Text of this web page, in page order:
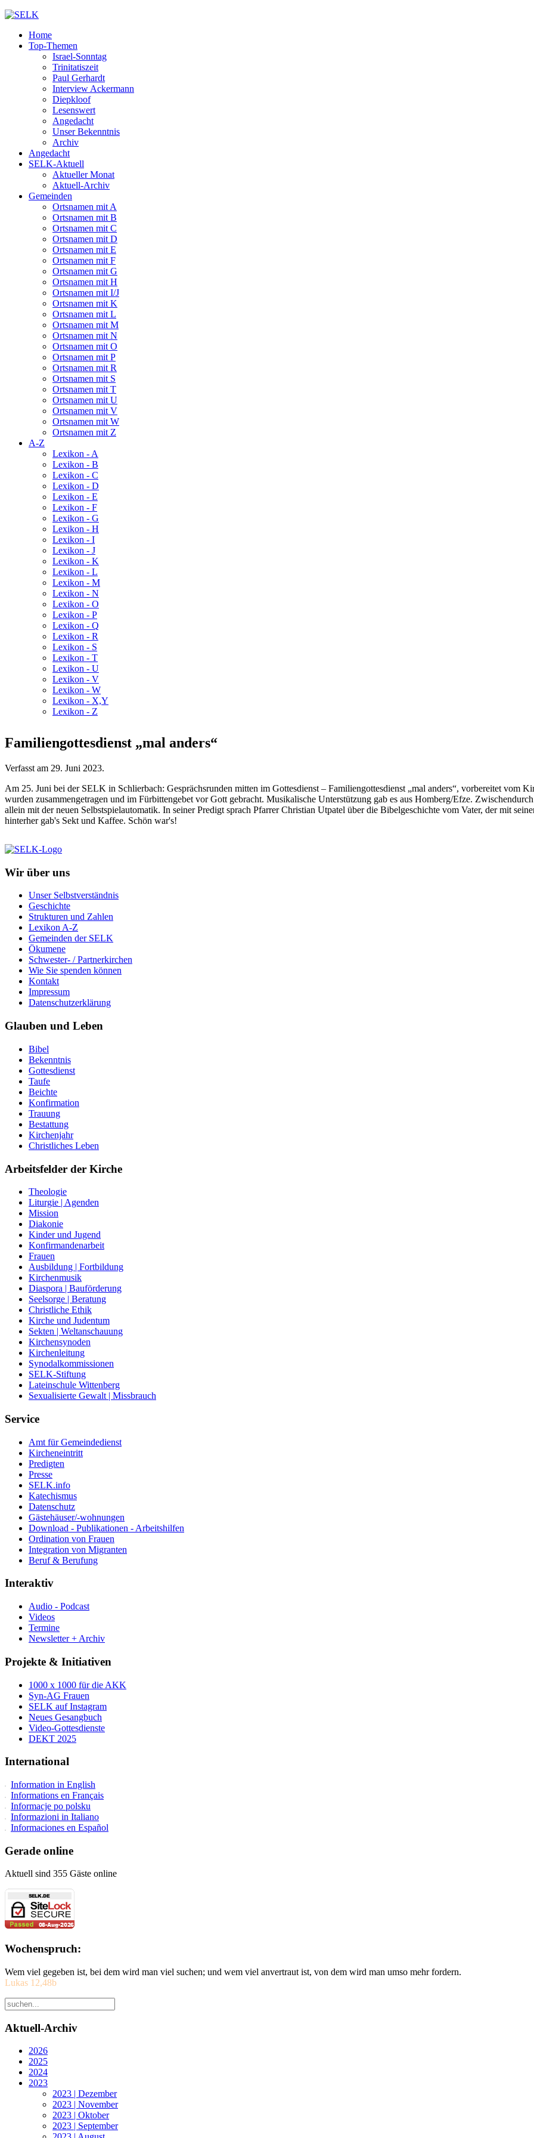
Home
Top-Themen
Israel-Sonntag
Trinitatiszeit
Paul Gerhardt
Interview Ackermann
Diepkloof
Lesenswert
Angedacht
Unser Bekenntnis
Archiv
Angedacht
SELK-Aktuell
Aktueller Monat
Aktuell-Archiv
Gemeinden
Ortsnamen mit A
Ortsnamen mit B
Ortsnamen mit C
Ortsnamen mit D
Ortsnamen mit E
Ortsnamen mit F
Ortsnamen mit G
Ortsnamen mit H
Ortsnamen mit I/J
Ortsnamen mit K
Ortsnamen mit L
Ortsnamen mit M
Ortsnamen mit N
Ortsnamen mit O
Ortsnamen mit P
Ortsnamen mit R
Ortsnamen mit S
Ortsnamen mit T
Ortsnamen mit U
Ortsnamen mit V
Ortsnamen mit W
Ortsnamen mit Z
A-Z
Lexikon - A
Lexikon - B
Lexikon - C
Lexikon - D
Lexikon - E
Lexikon - F
Lexikon - G
Lexikon - H
Lexikon - I
Lexikon - J
Lexikon - K
Lexikon - L
Lexikon - M
Lexikon - N
Lexikon - O
Lexikon - P
Lexikon - Q
Lexikon - R
Lexikon - S
Lexikon - T
Lexikon - U
Lexikon - V
Lexikon - W
Lexikon - X,Y
Lexikon - Z
Familiengottesdienst „mal anders“
Verfasst am 29. Juni 2023.
Am 25. Juni bei der SELK in Schlierbach: Gesprächsrunden mitten im Gottesdienst – Familiengottesdienst „mal anders“, vorbereitet vom
wurden zusammengetragen und im Fürbittengebet vor Gott gebracht. Musikalische Unterstützung gab es aus Homberg/Efze.
allein mit der neuen Selbstspielautomatik. In seiner Predigt sprach Pfarrer Christian Utpatel über die Bibelgeschichte vom Vater, der mit
hinterher gab's Sekt und Kaffee. Schön war's!
Wir über uns
Unser Selbstverständnis
Geschichte
Strukturen und Zahlen
Lexikon A-Z
Gemeinden der SELK
Ökumene
Schwester- / Partnerkirchen
Wie Sie spenden können
Kontakt
Impressum
Datenschutzerklärung
Glauben und Leben
Bibel
Bekenntnis
Gottesdienst
Taufe
Beichte
Konfirmation
Trauung
Bestattung
Kirchenjahr
Christliches Leben
Arbeitsfelder der Kirche
Theologie
Liturgie | Agenden
Mission
Diakonie
Kinder und Jugend
Konfirmandenarbeit
Frauen
Ausbildung | Fortbildung
Kirchenmusik
Diaspora | Bauförderung
Seelsorge | Beratung
Christliche Ethik
Kirche und Judentum
Sekten | Weltanschauung
Kirchensynoden
Kirchenleitung
Synodalkommissionen
SELK-Stiftung
Lateinschule Wittenberg
Sexualisierte Gewalt | Missbrauch
Service
Amt für Gemeindedienst
Kircheneintritt
Predigten
Presse
SELK.info
Katechismus
Datenschutz
Gästehäuser/-wohnungen
Download - Publikationen - Arbeitshilfen
Ordination von Frauen
Integration von Migranten
Beruf & Berufung
Interaktiv
Audio - Podcast
Videos
Termine
Newsletter + Archiv
Projekte & Initiativen
1000 x 1000 für die AKK
Syn-AG Frauen
SELK auf Instagram
Neues Gesangbuch
Video-Gottesdienste
DEKT 2025
International
Information in English
Informations en Français
Informacje po polsku
Informazioni in Italiano
Informaciones en Español
Gerade online
Aktuell sind 355 Gäste online
Wochenspruch:
Wem viel gegeben ist, bei dem wird man viel suchen; und wem viel anvertraut ist, von dem wird man umso mehr fordern.
Lukas 12,48b
Aktuell-Archiv
2026
2025
2024
2023
2023 | Dezember
2023 | November
2023 | Oktober
2023 | September